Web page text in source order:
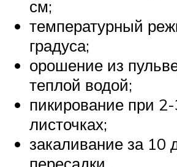
см;
температурный
градуса;
орошение из
теплой водой;
пикирование при
листочках;
закаливание за 10